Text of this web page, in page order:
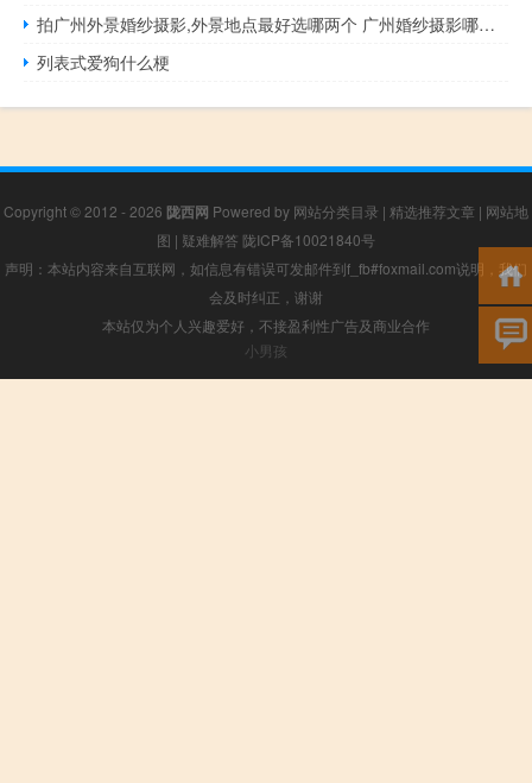
拍广州外景婚纱摄影,外景地点最好选哪两个 广州婚纱摄影哪家好
列表式爱狗什么梗
Copyright © 2012 - 2026 陇西网 Powered by 网站分类目录 | 精选推荐文章 | 网站地
图 | 疑难解答 陇ICP备10021840号
声明：本站内容来自互联网，如信息有错误可发邮件到f_fb#foxmail.com说明，我们
会及时纠正，谢谢
本站仅为个人兴趣爱好，不接盈利性广告及商业合作
小男孩